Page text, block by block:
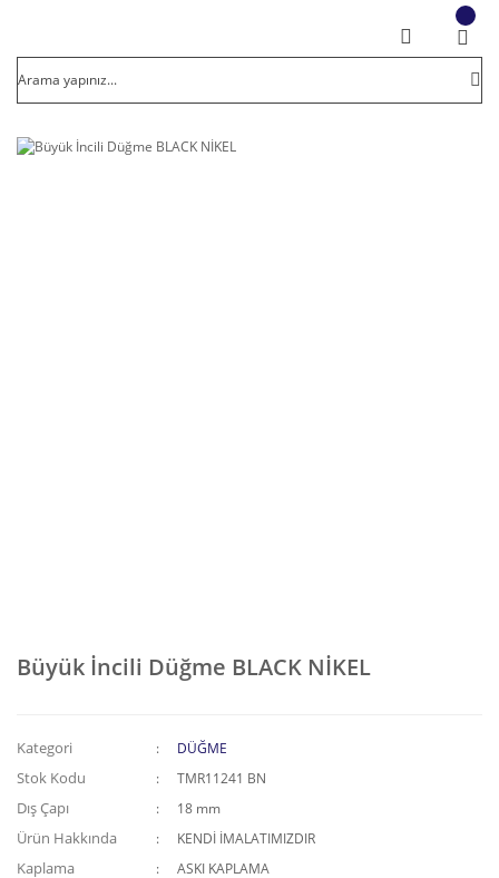
Büyük İncili Düğme BLACK NİKEL
Kategori DÜĞME
Stok Kodu TMR11241 BN
Dış Çapı 18 mm
Ürün Hakkında KENDİ İMALATIMIZDIR
Kaplama ASKI KAPLAMA